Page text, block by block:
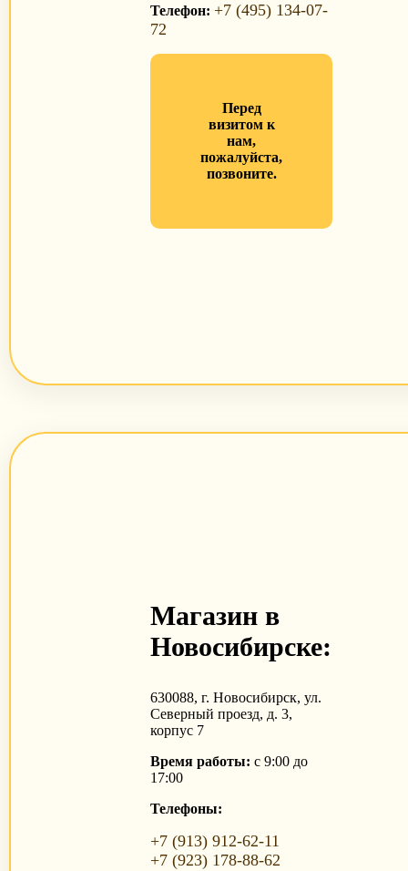
Телефон: +7 (495) 134-07-
72
Перед
визитом к
нам,
пожалуйста,
позвоните.
Магазин в
Новосибирске:
630088, г. Новосибирск, ул.
Северный проезд, д. 3,
корпус 7
Время работы: с 9:00 до
17:00
Телефоны:
+7 (913) 912-62-11
+7 (923) 178-88-62